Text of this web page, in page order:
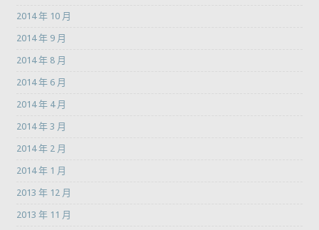
2014 年 10 月
2014 年 9 月
2014 年 8 月
2014 年 6 月
2014 年 4 月
2014 年 3 月
2014 年 2 月
2014 年 1 月
2013 年 12 月
2013 年 11 月